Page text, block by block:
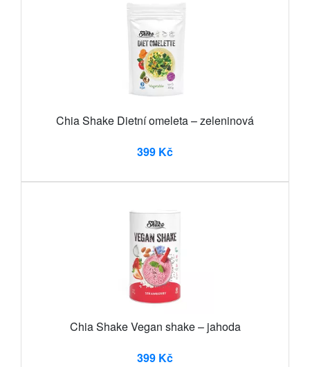
Chia Shake Dietní omeleta – zeleninová
399 Kč
Chia Shake Vegan shake – jahoda
399 Kč